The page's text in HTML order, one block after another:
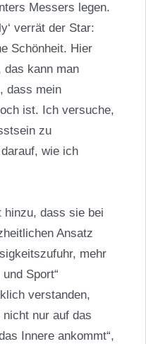
Messers legen.
verrät der Star:
Schönheit. Hier
das kann man
dass mein
ist. Ich versuche,
zu
wie ich
hinzu, dass sie bei
Ansatz
mehr
Sport“
verstanden,
nur auf das
Innere ankommt“,